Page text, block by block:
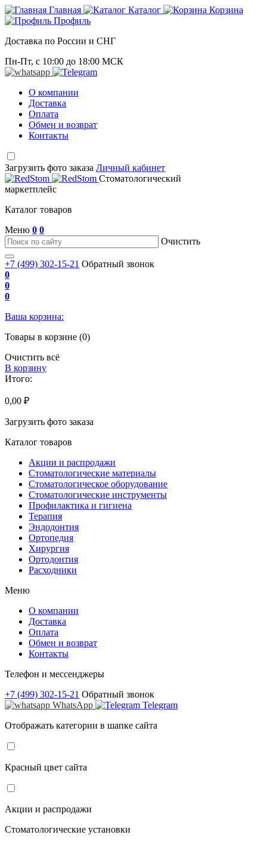
Главная Каталог
Корзина
Профиль
Доставка по России и СНГ
Пн-Пт, с 10:00 до 18:00 МСК
О компании
Доставка
Оплата
Обмен и возврат
Контакты
Загрузить фото заказа Личный кабинет
Стоматологический
маркетплейс
Каталог товаров
Меню 0 0
Очистить
+7 (499) 302-15-21 Обратный звонок
0
0
0
Ваша корзина:
Товары в корзине (0)
Очистить всё
В корзину
Итого:
0,00 ₽
Загрузить фото заказа
Каталог товаров
Акции и распродажи
Стоматологические материалы
Стоматологическое оборудование
Стоматологические инструменты
Профилактика и гигиена
Терапия
Эндодонтия
Ортопедия
Хирургия
Ортодонтия
Расходники
Меню
О компании
Доставка
Оплата
Обмен и возврат
Контакты
Телефон и мессенджеры
+7 (499) 302-15-21 Обратный звонок
WhatsApp
Telegram
Отображать категории в шапке сайта
Красный цвет сайта
Акции и распродажи
Стоматологические установки